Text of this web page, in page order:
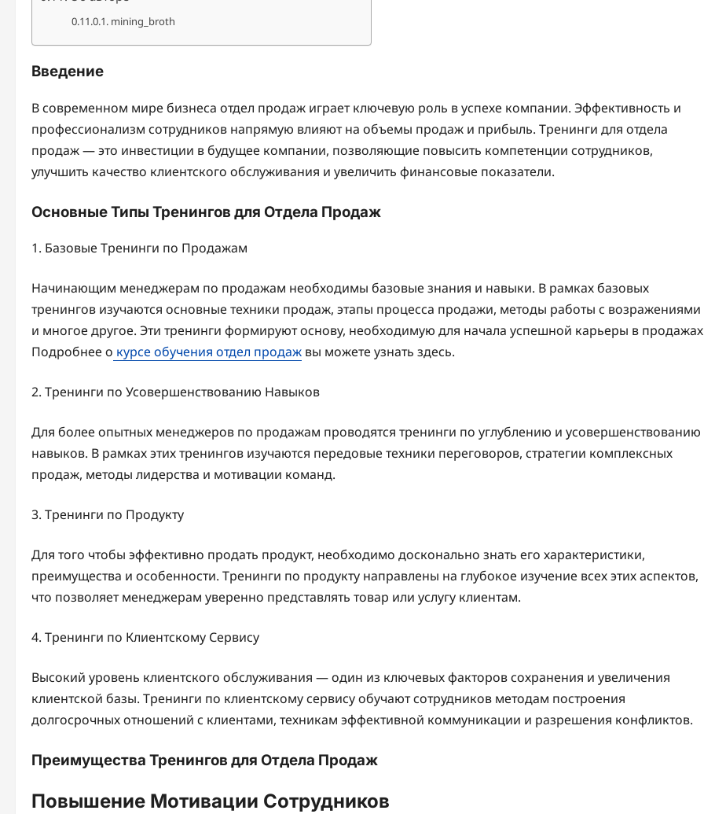
mining_broth
Введение
В современном мире бизнеса отдел продаж играет ключевую роль в успехе компании. Эффективность и
профессионализм сотрудников напрямую влияют на объемы продаж и прибыль. Тренинги для отдела
продаж — это инвестиции в будущее компании, позволяющие повысить компетенции сотрудников,
улучшить качество клиентского обслуживания и увеличить финансовые показатели.
Основные Типы Тренингов для Отдела Продаж
1. Базовые Тренинги по Продажам
Начинающим менеджерам по продажам необходимы базовые знания и навыки. В рамках базовых
тренингов изучаются основные техники продаж, этапы процесса продажи, методы работы с возражениями
и многое другое. Эти тренинги формируют основу, необходимую для начала успешной карьеры в
Подробнее о курсе обучения отдел продаж вы можете узнать здесь.
2. Тренинги по Усовершенствованию Навыков
Для более опытных менеджеров по продажам проводятся тренинги по углублению и усовершенствованию
навыков. В рамках этих тренингов изучаются передовые техники переговоров, стратегии комплексных
продаж, методы лидерства и мотивации команд.
3. Тренинги по Продукту
Для того чтобы эффективно продать продукт, необходимо досконально знать его характеристики,
преимущества и особенности. Тренинги по продукту направлены на глубокое изучение всех этих аспектов,
что позволяет менеджерам уверенно представлять товар или услугу клиентам.
4. Тренинги по Клиентскому Сервису
Высокий уровень клиентского обслуживания — один из ключевых факторов сохранения и увеличения
клиентской базы. Тренинги по клиентскому сервису обучают сотрудников методам построения
долгосрочных отношений с клиентами, техникам эффективной коммуникации и разрешения конфликтов.
Преимущества Тренингов для Отдела Продаж
Повышение Мотивации Сотрудников